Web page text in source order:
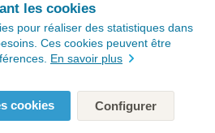
les cookies
pour réaliser des statistiques dans
Ces cookies peuvent être
En savoir plus
cookies Configurer